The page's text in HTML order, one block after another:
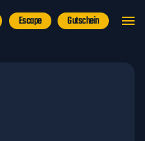
Escape Gutschein
delete it, then start writing!